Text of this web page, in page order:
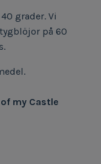
grader. Vi
på 60
my Castle